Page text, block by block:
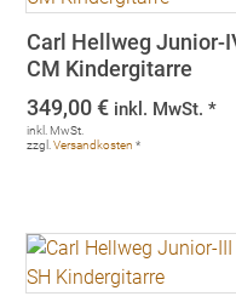
Carl Hellweg Junior-
CM Kindergitarre
349,00€ inkl. MwSt. *
inkl. MwSt.
zzgl.Versandkosten *